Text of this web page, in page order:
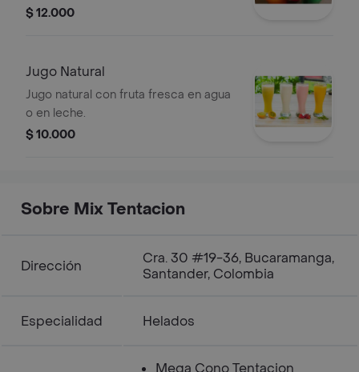
$ 12.000
Jugo Natural
Jugo natural con fruta fresca en agua
o en leche.
$ 10.000
Sobre Mix Tentacion
Dirección
Cra. 30 #19-36, Bucaramanga,
Santander, Colombia
Especialidad Helados
Mega Cono Tentacion